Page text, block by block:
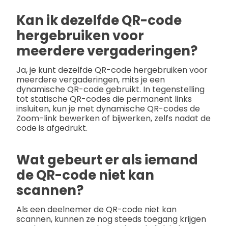
Kan ik dezelfde QR-code
hergebruiken voor
meerdere vergaderingen?
Ja, je kunt dezelfde QR-code hergebruiken voor
meerdere vergaderingen, mits je een
dynamische QR-code gebruikt. In tegenstelling
tot statische QR-codes die permanent links
insluiten, kun je met dynamische QR-codes de
Zoom-link bewerken of bijwerken, zelfs nadat de
code is afgedrukt.
Wat gebeurt er als iemand
de QR-code niet kan
scannen?
Als een deelnemer de QR-code niet kan
scannen, kunnen ze nog steeds toegang krijgen